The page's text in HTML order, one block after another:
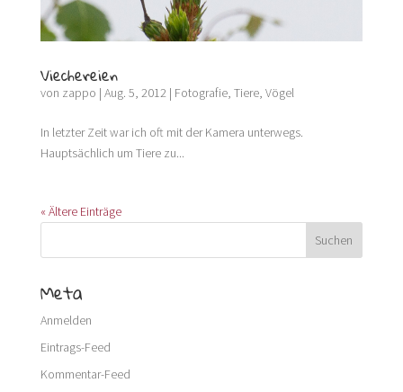
Viechereien
von zappo | Aug. 5, 2012| Fotografie, Tiere, Vögel
In letzter Zeit war ich oft mit der Kamera unterwegs.
Hauptsächlich um Tiere zu...
« Ältere Einträge
Meta
Anmelden
Eintrags-Feed
Kommentar-Feed